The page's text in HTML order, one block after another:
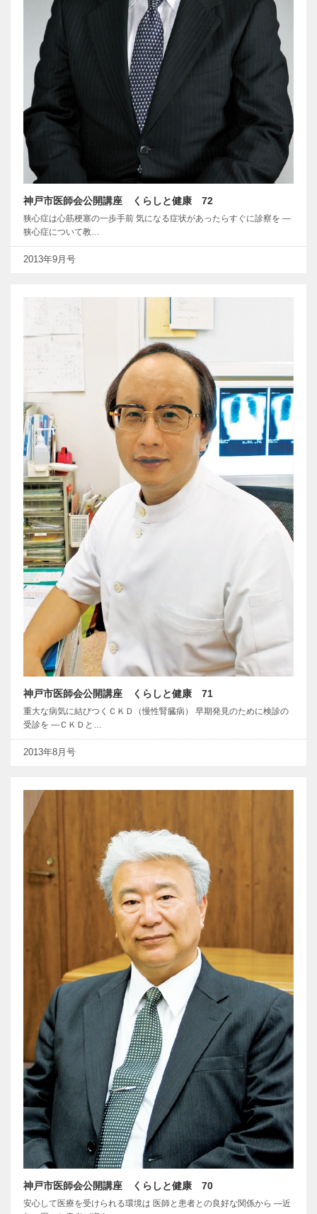
神戸市医師会公開講座 くらしと健康 72
狭心症は心筋梗塞の一歩手前 気になる症状があったらすぐに診察を ―
狭心症について教…
2013年9月号
神戸市医師会公開講座 くらしと健康 71
重大な病気に結びつくＣＫＤ（慢性腎臓病） 早期発見のために検診の
受診を ―ＣＫＤと…
2013年8月号
神戸市医師会公開講座 くらしと健康 70
安心して医療を受けられる環境は 医師と患者との良好な関係から ―近